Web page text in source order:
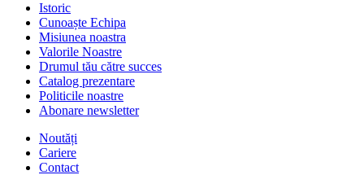
Istoric
Cunoaște Echipa
Misiunea noastra
Valorile Noastre
Drumul tău către succes
Catalog prezentare
Politicile noastre
Abonare newsletter
Noutăți
Cariere
Contact